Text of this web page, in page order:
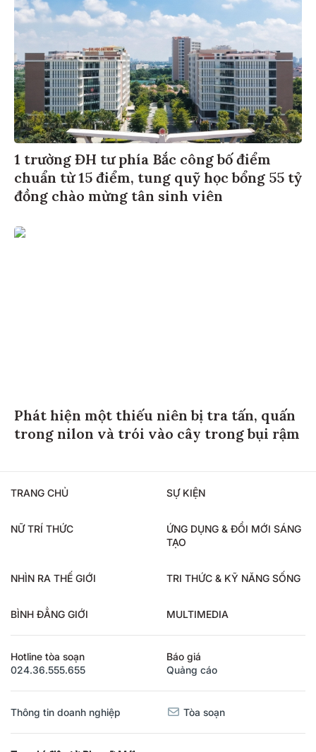
1 trường ĐH tư phía Bắc công bố điểm
chuẩn từ 15 điểm, tung quỹ học bổng 55 tỷ
đồng chào mừng tân sinh viên
Phát hiện một thiếu niên bị tra tấn, quấn
trong nilon và trói vào cây trong bụi rậm
TRANG CHỦ SỰ KIỆN
NỮ TRÍ THỨC
ỨNG DỤNG & ĐỔI MỚI SÁNG
TẠO
NHÌN RA THẾ GIỚI TRI THỨC & KỸ NĂNG SỐNG
BÌNH ĐẲNG GIỚI MULTIMEDIA
Hotline tòa soạn
024.36.555.655
Báo giá
Quảng cáo
Thông tin doanh nghiệp Tòa soạn